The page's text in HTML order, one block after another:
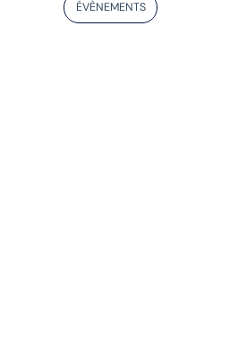
ÉVÈNEMENTS